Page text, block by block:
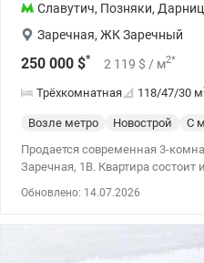
Славутич, Позняки,
Заречная, ЖК Заречный
250 000 $* 2 119 $ / м2*
Трёхкомнатная 118/47/30 м
Возле метро Новострой С
Продается современная 3-
Заречная, 1В. Квартира состоит
качественный ремонт по
укомплектована мебелью и
Обновлено: 14.07.2026